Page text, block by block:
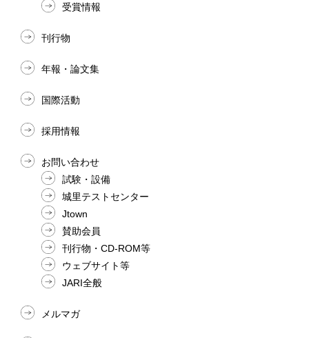
受賞情報
刊行物
年報・論文集
国際活動
採用情報
お問い合わせ
試験・設備
城里テストセンター
Jtown
賛助会員
刊行物・CD-ROM等
ウェブサイト等
JARI全般
メルマガ